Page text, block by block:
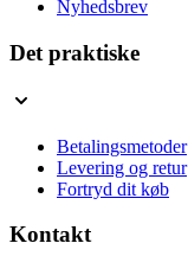
Nyhedsbrev
Det praktiske
Betalingsmetoder
Levering og retur
Fortryd dit køb
Kontakt